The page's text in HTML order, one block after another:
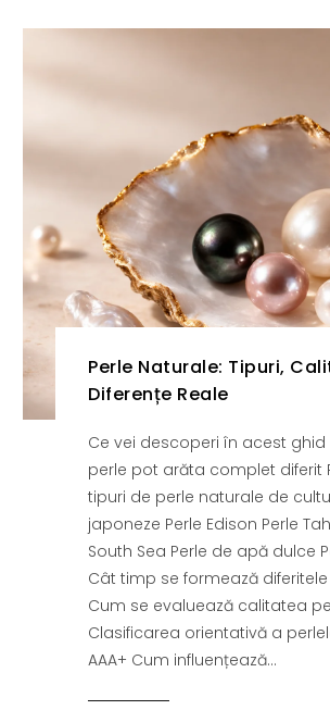
Perle Naturale: Tipuri,
Diferențe Reale
Ce vei descoperi în acest
perle pot arăta complet diferit
tipuri de perle naturale de
japoneze Perle Edison Perle
South Sea Perle de apă dulce
Cât timp se formează
Cum se evaluează calitatea
Clasificarea orientativă a
AAA+ Cum influențează...